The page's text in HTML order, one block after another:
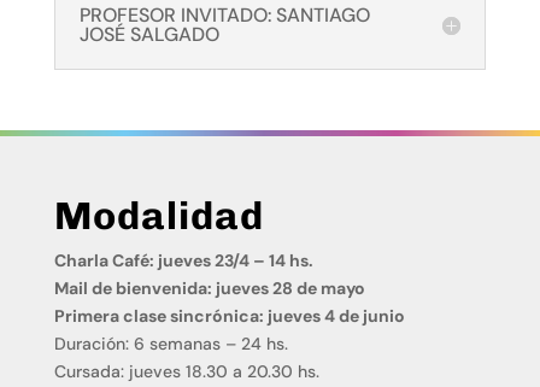
PROFESOR INVITADO: SANTIAGO
JOSÉ SALGADO
Modalidad
Charla Café: jueves 23/4 – 14 hs.
Mail de bienvenida: jueves 28 de mayo
Primera clase sincrónica: jueves 4 de junio
Duración: 6 semanas – 24 hs.
Cursada: jueves 18.30 a 20.30 hs.